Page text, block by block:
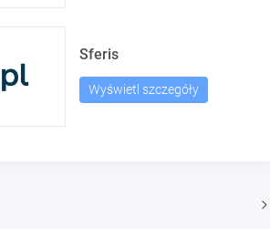
Sferis
Wyświetl szczegóły